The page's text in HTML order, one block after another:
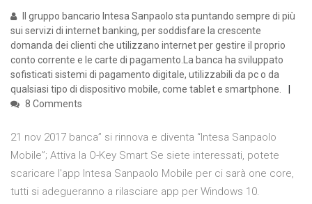
Il gruppo bancario Intesa Sanpaolo sta puntando sempre di più
sui servizi di internet banking, per soddisfare la crescente
domanda dei clienti che utilizzano internet per gestire il proprio
conto corrente e le carte di pagamento.La banca ha sviluppato
sofisticati sistemi di pagamento digitale, utilizzabili da pc o da
qualsiasi tipo di dispositivo mobile, come tablet e smartphone.
8 Comments
21 nov 2017 banca” si rinnova e diventa “Intesa Sanpaolo
Mobile”; Attiva la O-Key Smart Se siete interessati, potete
scaricare l'app Intesa Sanpaolo Mobile per ci sarà one core,
tutti si adegueranno a rilasciare app per Windows 10.